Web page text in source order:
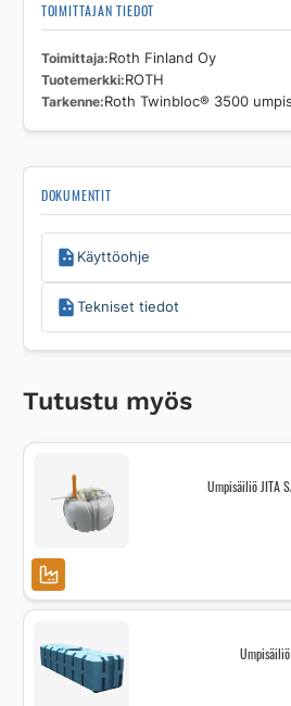
TOIMITTAJAN TIEDOT
Toimittaja Roth Finland Oy
Tuotemerkki ROTH
Tarkenne Roth Twinbloc® 3500
DOKUMENTIT
Käyttöohje
Tekniset tiedot
Tutustu myös
Umpisäiliö JITA